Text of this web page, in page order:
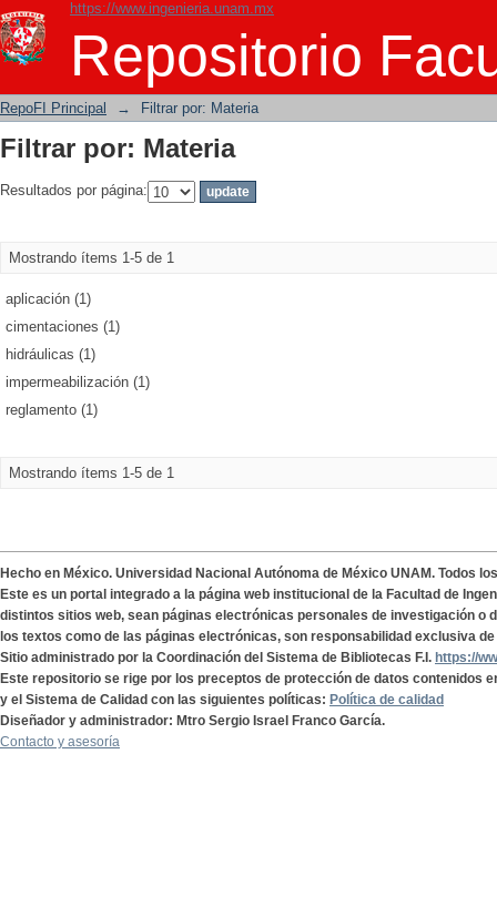
https://www.ingenieria.unam.mx
Repositorio
Filtrar por: Materia
RepoFI Principal → Filtrar por: Materia
Filtrar por: Materia
Resultados por página:
Mostrando ítems 1-5 de 1
aplicación (1)
cimentaciones (1)
hidráulicas (1)
impermeabilización (1)
reglamento (1)
Mostrando ítems 1-5 de 1
Hecho en México. Universidad Nacional Autónoma de México UNAM. Todos
Este es un portal integrado a la página web institucional de la Facultad de
distintos sitios web, sean páginas electrónicas personales de investigación o
los textos como de las páginas electrónicas, son responsabilidad exclusiva
Sitio administrado por la Coordinación del Sistema de Bibliotecas F.I. https://
Este repositorio se rige por los preceptos de protección de datos contenidos
y el Sistema de Calidad con las siguientes políticas: Política de calidad
Diseñador y administrador: Mtro Sergio Israel Franco García.
Contacto y asesoría